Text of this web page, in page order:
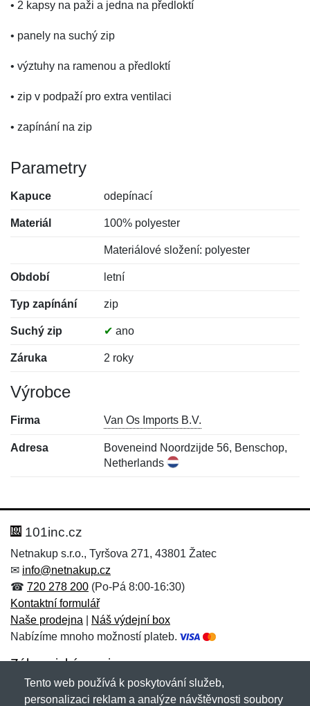
• 2 kapsy na paži a jedna na předloktí
• panely na suchý zip
• výztuhy na ramenou a předloktí
• zip v podpaží pro extra ventilaci
• zapínání na zip
Parametry
Kapuce odepínací
Materiál 100% polyester
Materiálové složení: polyester
Období letní
Typ zapínání zip
Suchý zip ✔ ano
Záruka 2 roky
Výrobce
Firma Van Os Imports B.V.
Adresa
Boveneind Noordzijde 56, Benschop,
Netherlands
Hodnocení:
Jméno: *
Jméno:
E-mail:*
101inc.cz
Netnakup s.r.o., Tyršova 271, 43801 Žatec
✉ info@netnakup.cz
☎ 720 278 200 (Po-Pá 8:00-16:30)
Kontaktní formulář
Naše prodejna
Náš výdejní box
Nabízíme mnoho možností plateb.
Zákaznický servis
Novinky emailem
Tento web používá k poskytování služeb,
personalizaci reklam a analýze návštěvnosti soubory